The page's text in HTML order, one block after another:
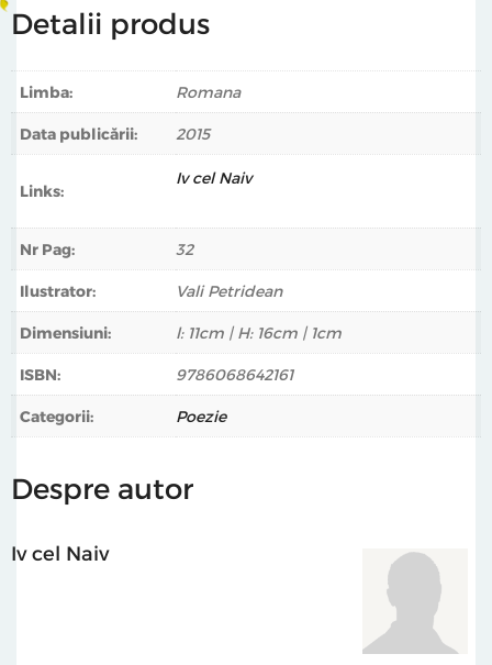
noptieră, de deschis atunci când vă e dor de jumătatea
scris mie dacă aş fi fost tu” îşi aşteaptă continuarea în
poveştile voastre.
Detalii produs
Limba: Romana
Data publicării: 2015
Links:
Iv cel Naiv
Nr Pag: 32
Ilustrator: Vali Petridean
Dimensiuni: l: 11cm | H: 16cm | 1cm
ISBN: 9786068642161
Categorii: Poezie
Despre autor
Iv cel Naiv